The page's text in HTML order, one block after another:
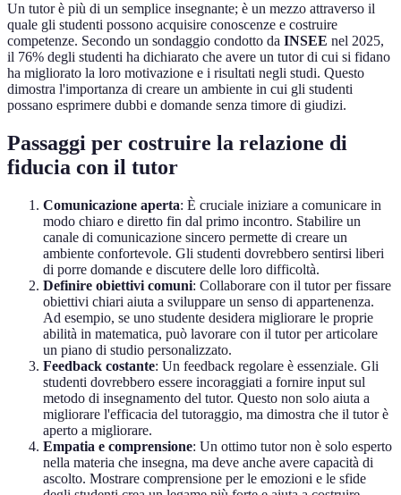
Un tutor è più di un semplice insegnante; è un mezzo attraverso il
quale gli studenti possono acquisire conoscenze e costruire
competenze. Secondo un sondaggio condotto da INSEE nel 2025,
il 76% degli studenti ha dichiarato che avere un tutor di cui si fidano
ha migliorato la loro motivazione e i risultati negli studi. Questo
dimostra l'importanza di creare un ambiente in cui gli studenti
possano esprimere dubbi e domande senza timore di giudizi.
Passaggi per costruire la relazione di
fiducia con il tutor
Comunicazione aperta: È cruciale iniziare a comunicare in
modo chiaro e diretto fin dal primo incontro. Stabilire un
canale di comunicazione sincero permette di creare un
ambiente confortevole. Gli studenti dovrebbero sentirsi liberi
di porre domande e discutere delle loro difficoltà.
Definire obiettivi comuni: Collaborare con il tutor per fissare
obiettivi chiari aiuta a sviluppare un senso di appartenenza.
Ad esempio, se uno studente desidera migliorare le proprie
abilità in matematica, può lavorare con il tutor per articolare
un piano di studio personalizzato.
Feedback costante: Un feedback regolare è essenziale. Gli
studenti dovrebbero essere incoraggiati a fornire input sul
metodo di insegnamento del tutor. Questo non solo aiuta a
migliorare l'efficacia del tutoraggio, ma dimostra che il tutor è
aperto a migliorare.
Empatia e comprensione: Un ottimo tutor non è solo esperto
nella materia che insegna, ma deve anche avere capacità di
ascolto. Mostrare comprensione per le emozioni e le sfide